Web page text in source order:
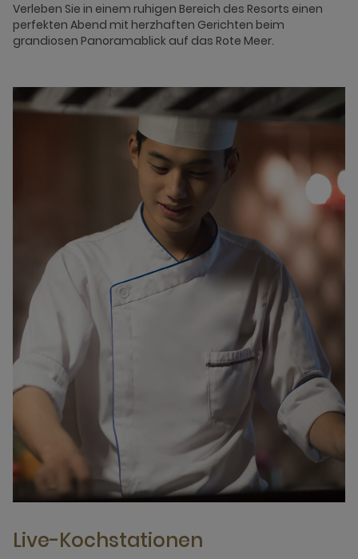
Verleben Sie in einem ruhigen Bereich des Resorts einen
perfekten Abend mit herzhaften Gerichten beim
grandiosen Panoramablick auf das Rote Meer.
Live-Kochstationen